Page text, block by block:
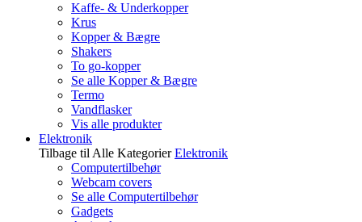
Kaffe- & Underkopper
Krus
Kopper & Bægre
Shakers
To go-kopper
Se alle Kopper & Bægre
Termo
Vandflasker
Vis alle produkter
Elektronik
Tilbage til Alle Kategorier Elektronik
Computertilbehør
Webcam covers
Se alle Computertilbehør
Gadgets